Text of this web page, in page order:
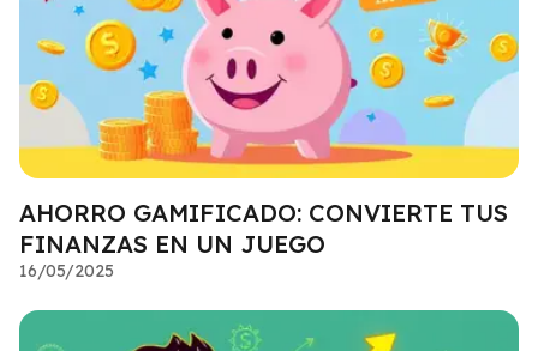
AHORRO GAMIFICADO: CONVIERTE TUS
FINANZAS EN UN JUEGO
16/05/2025